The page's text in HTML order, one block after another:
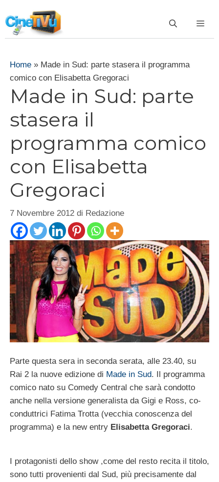
al
contenuto
Home » Made in Sud: parte stasera il programma
comico con Elisabetta Gregoraci
Made in Sud: parte
stasera il
programma comico
con Elisabetta
Gregoraci
7 Novembre 2012 di Redazione
Parte questa sera in seconda serata, alle 23.40, su
Rai 2 la nuove edizione di Made in Sud. Il programma
comico nato su Comedy Central che sarà condotto
anche nella versione generalista da Gigi e Ross, co-
conduttrici Fatima Trotta (vecchia conoscenza del
programma) e la new entry Elisabetta Gregoraci.
I protagonisti dello show ,come del resto recita il titolo,
sono tutti provenienti dal Sud, più precisamente dal